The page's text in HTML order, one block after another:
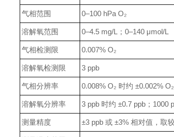
气相范围 0–100 hPa O₂
溶解氧范围 0–4.5 mg/L；0–140 μmol/L
气相检测限 0.007% O₂
溶解氧检测限 3 ppb
气相分辨率 0.008% O₂ 时约 ±0.002%
溶解氧分辨率 3 ppb 时约 ±0.7 ppb；1000
测量精度 ±3 ppb 或 ±3% 相对值，取